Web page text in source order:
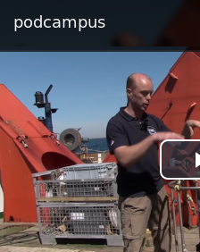
podcampus